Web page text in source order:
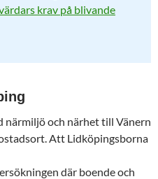
krav på blivande
närmiljö och närhet till Vänern
Att Lidköpingsborna
där boende och